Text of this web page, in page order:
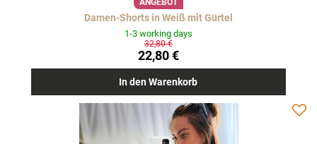
Damen-Shorts in Weiß mit Gürtel
1-3 working days
22,80 €
32,80 €
In den Warenkorb